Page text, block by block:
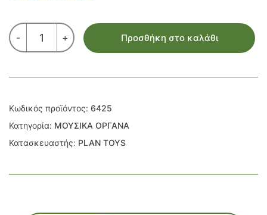
-
ΤΥΜΠΑΝΟ
BONGOS
+ Προσθήκη στο καλάθι
Κωδικός προϊόντος: 6425
Κατηγορία: ΜΟΥΣΙΚΑ ΟΡΓΑΝΑ
Κατασκευαστής: PLAN TOYS